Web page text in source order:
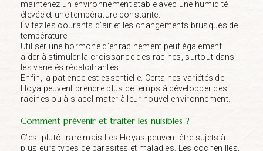
maintenez un environnement stable avec une humidité
élevée et une température constante.
Évitez les courants d’air et les changements brusques de
température.
Utiliser une hormone d’enracinement peut également
aider à stimuler la croissance des racines, surtout dans
les variétés récalcitrantes.
Enfin, la patience est essentielle. Certaines variétés de
Hoya peuvent prendre plus de temps à développer des
racines ou à s’acclimater à leur nouvel environnement.
Comment prévenir et traiter les nuisibles ?
C’est plutôt rare mais Les Hoyas peuvent être sujets à
plusieurs types de parasites et maladies. Les cochenilles,